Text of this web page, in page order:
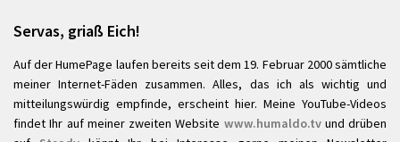
Servas, griaß Eich!
Auf der HumePage laufen bereits seit dem 19. Februar 2000 sämtliche
meiner Internet-Fäden zusammen. Alles, das ich als wichtig und
mitteilungswürdig empfinde, erscheint hier. Meine YouTube-Videos
findet Ihr auf meiner zweiten Website www.humaldo.tvund drüben